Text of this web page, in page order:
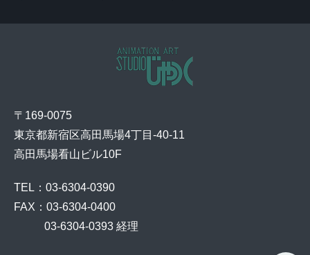
〒169-0075
東京都新宿区高田馬場4丁目-40-11
高田馬場看山ビル10F
TEL：03-6304-0390
FAX：03-6304-0400
03-6304-0393 経理